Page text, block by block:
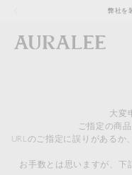
弊社を
大変
ご指定の商
URLのご指定に誤りがある
お手数とは思いますが、下